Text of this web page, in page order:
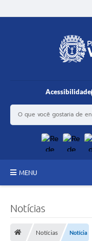
Acessibilidade
MENU
A História
Notícias
Notícias Notícia